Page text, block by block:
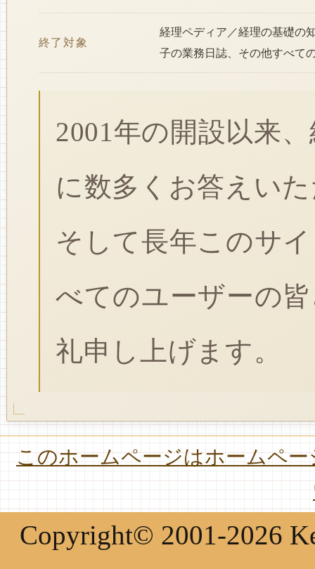
終了対象
経理ペディア／経理の基礎の
子の業務日誌、その他すべて
2001年の開設以来
に数多くお答えい
そして長年このサ
べてのユーザーの
礼申し上げます。
このホームページはホームペ
Copyright© 2001-2026